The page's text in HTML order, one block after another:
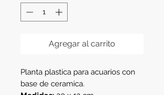
Agregar al carrito
Planta plastica para acuarios con
base de ceramica.